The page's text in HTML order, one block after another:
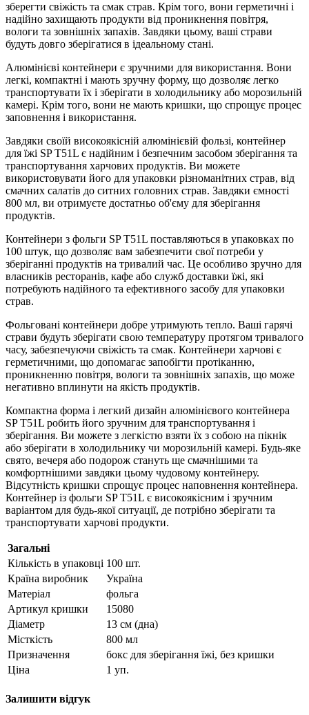
зберегти свіжість та смак страв. Крім того, вони герметичні і
надійно захищають продукти від проникнення повітря,
вологи та зовнішніх запахів. Завдяки цьому, ваші страви
будуть довго зберігатися в ідеальному стані.
Алюмінієві контейнери є зручними для використання. Вони
легкі, компактні і мають зручну форму, що дозволяє легко
транспортувати їх і зберігати в холодильнику або морозильній
камері. Крім того, вони не мають кришки, що спрощує процес
заповнення і використання.
Завдяки своїй високоякісній алюмінієвій фользі, контейнер
для їжі SP T51L є надійним і безпечним засобом зберігання та
транспортування харчових продуктів. Ви можете
використовувати його для упаковки різноманітних страв, від
смачних салатів до ситних головних страв. Завдяки ємності
800 мл, ви отримуєте достатньо об'єму для зберігання
продуктів.
Контейнери з фольги SP T51L поставляються в упаковках по
100 штук, що дозволяє вам забезпечити свої потреби у
зберіганні продуктів на тривалий час. Це особливо зручно для
власників ресторанів, кафе або служб доставки їжі, які
потребують надійного та ефективного засобу для упаковки
страв.
Фольговані контейнери добре утримують тепло. Ваші гарячі
страви будуть зберігати свою температуру протягом тривалого
часу, забезпечуючи свіжість та смак. Контейнери харчові є
герметичними, що допомагає запобігти протіканню,
проникненню повітря, вологи та зовнішніх запахів, що може
негативно вплинути на якість продуктів.
Компактна форма і легкий дизайн алюмінієвого контейнера
SP T51L робить його зручним для транспортування і
зберігання. Ви можете з легкістю взяти їх з собою на пікнік
або зберігати в холодильнику чи морозильній камері. Будь-яке
свято, вечеря або подорож стануть ще смачнішими та
комфортнішими завдяки цьому чудовому контейнеру.
Відсутність кришки спрощує процес наповнення контейнера.
Контейнер із фольги SP T51L є високоякісним і зручним
варіантом для будь-якої ситуації, де потрібно зберігати та
транспортувати харчові продукти.
Загальні
Кількість в упаковці 100 шт.
Країна виробник
Україна
Матеріал
фольга
Артикул кришки
15080
Діаметр
13 см (дна)
Місткість
800 мл
Призначення
бокс для зберігання їжі, без кришки
Ціна
1 уп.
Залишити відгук